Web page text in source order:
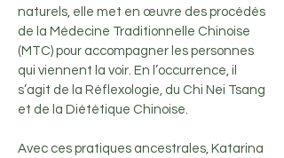
naturels, elle met en œuvre des procédés
de la Médecine Traditionnelle Chinoise
(MTC) pour accompagner les personnes
qui viennent la voir. En l’occurrence, il
s’agit de la Réflexologie, du Chi Nei Tsang
et de la Diététique Chinoise.
Avec ces pratiques ancestrales, Katarina